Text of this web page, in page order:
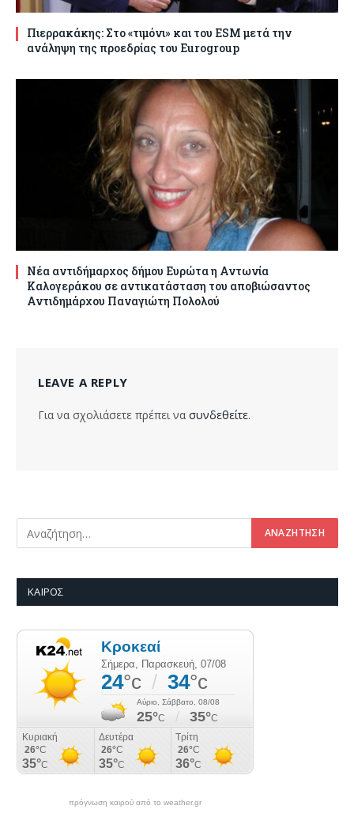
Πιερρακάκης: Στο «τιμόνι» και του ESM μετά την
ανάληψη της προεδρίας του Eurogroup
Νέα αντιδήμαρχος δήμου Ευρώτα η Αντωνία
Καλογεράκου σε αντικατάσταση του αποβιώσαντος
Αντιδημάρχου Παναγιώτη Πολολού
LEAVE A REPLY
Για να σχολιάσετε πρέπει να συνδεθείτε.
ΚΑΙΡΌΣ
πρόγνωση καιρού από το weather.gr